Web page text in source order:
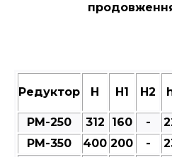
Редуктор Н Н1 Н2
РМ-250 312 160 -
РМ-350
400 200 -